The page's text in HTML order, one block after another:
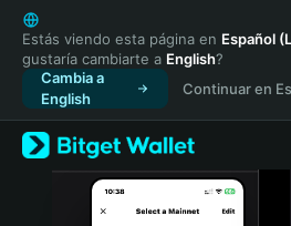
English
日本語
Tiếng Việt
Русский
Español (Latinoamérica)
Türkçe
Italiano
Estás viendo esta página en Español
gustaría cambiarte a English?
Cambia a
English
Continuar en